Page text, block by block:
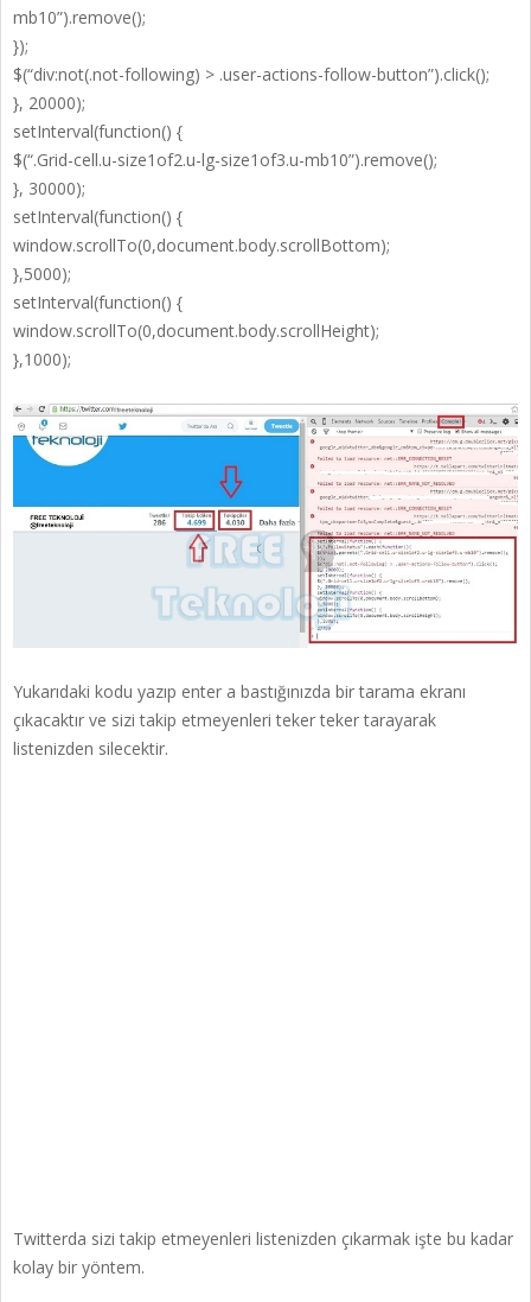
mb10”).remove();
});
$(“div:not(.not-following) > .user-actions-follow-button”).click();
}, 20000);
setInterval(function() {
$(“.Grid-cell.u-size1of2.u-lg-size1of3.u-mb10”).remove();
}, 30000);
setInterval(function() {
window.scrollTo(0,document.body.scrollBottom);
},5000);
setInterval(function() {
window.scrollTo(0,document.body.scrollHeight);
},1000);
Yukarıdaki kodu yazıp enter a bastığınızda bir tarama ekranı
çıkacaktır ve sizi takip etmeyenleri teker teker tarayarak
listenizden silecektir.
Twitterda sizi takip etmeyenleri listenizden çıkarmak işte bu kadar
kolay bir yöntem.